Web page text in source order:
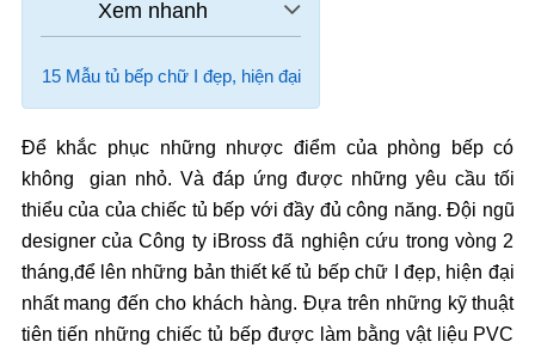
15 Mẫu tủ bếp chữ I đẹp, hiện đại
Để khắc phục những nhược điểm của phòng bếp có
không gian nhỏ. Và đáp ứng được những yêu cầu tối
thiểu của của chiếc tủ bếp với đầy đủ công năng. Đội ngũ
designer của Công ty iBross đã nghiện cứu trong vòng 2
tháng,để lên những bản thiết kế tủ bếp chữ I đẹp, hiện đại
nhất mang đến cho khách hàng. Đựa trên những kỹ thuật
tiên tiến những chiếc tủ bếp được làm bằng vật liệu PVC